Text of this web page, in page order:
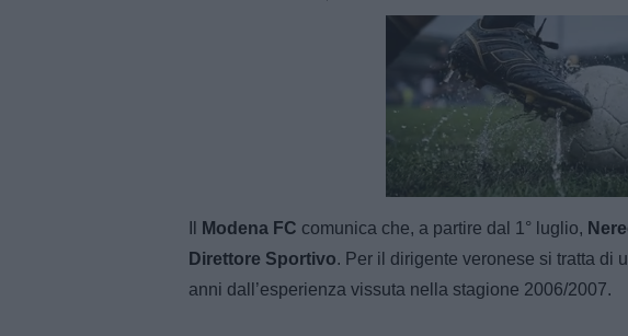
Unmute
Loaded
100.00%
Modena FC comunica che, a partire dal 1° luglio,
Direttore Sportivo. Per il dirigente veronese si tratta di
anni dall’esperienza vissuta nella stagione 2006/2007.